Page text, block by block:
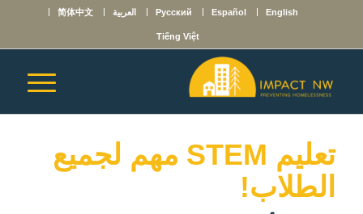
English
Español
Русский العربية 简体中文
Tiếng Việt
تعليم STEM مهم لجميع
الطلاب!